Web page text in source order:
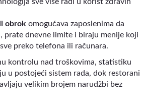
obrok omogućava zaposlenima da
prate dnevne limite i biraju menije koji
preko telefona ili računara.
kontrolu nad troškovima, statistiku
u postojeći sistem rada, dok restorani
velikim brojem narudžbi bez